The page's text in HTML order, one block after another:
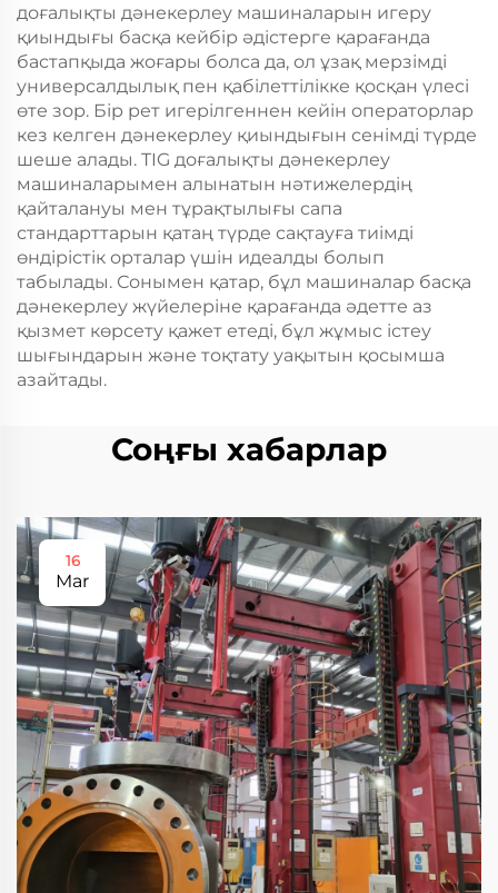
доғалықты дәнекерлеу машиналарын игеру
қиындығы басқа кейбір әдістерге қарағанда
бастапқыда жоғары болса да, ол ұзақ мерзімді
универсалдылық пен қабілеттілікке қосқан үлесі
өте зор. Бір рет игерілгеннен кейін операторлар
кез келген дәнекерлеу қиындығын сенімді түрде
шеше алады. TIG доғалықты дәнекерлеу
машиналарымен алынатын нәтижелердің
қайталануы мен тұрақтылығы сапа
стандарттарын қатаң түрде сақтауға тиімді
өндірістік орталар үшін идеалды болып
табылады. Сонымен қатар, бұл машиналар басқа
дәнекерлеу жүйелеріне қарағанда әдетте аз
қызмет көрсету қажет етеді, бұл жұмыс істеу
шығындарын және тоқтату уақытын қосымша
азайтады.
Соңғы хабарлар
16
Mar